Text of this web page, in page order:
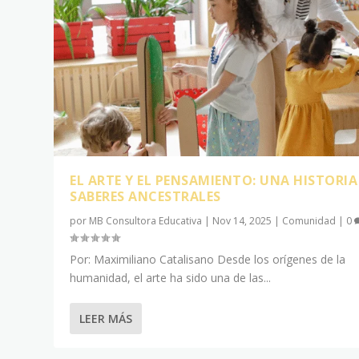
EL ARTE Y EL PENSAMIENTO: UNA HISTORIA
SABERES ANCESTRALES
por MB Consultora Educativa | Nov 14, 2025 | Comunidad | 0
Por: Maximiliano Catalisano Desde los orígenes de la
humanidad, el arte ha sido una de las...
LEER MÁS